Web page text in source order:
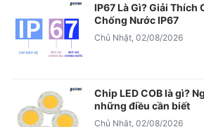
IP67 Là Gì? Giải Thích
Chống Nước IP67
Chủ Nhật, 02/08/2026
Chip LED COB là gì?
những điều cần biết
Chủ Nhật, 02/08/2026